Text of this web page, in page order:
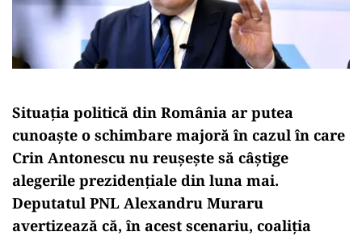
Situația politică din România ar putea
cunoaște o schimbare majoră în cazul în care
Crin Antonescu nu reușește să câștige
alegerile prezidențiale din luna mai.
Deputatul PNL Alexandru Muraru
avertizează că, în acest scenariu, coaliția